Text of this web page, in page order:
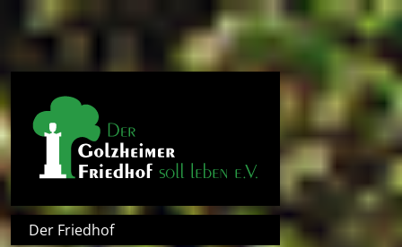
Hauptnavigation
Der Friedhof